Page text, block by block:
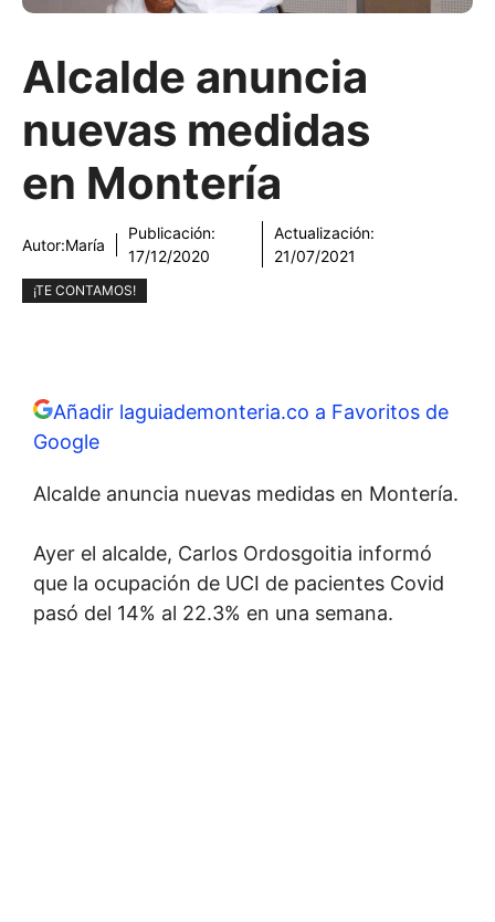
Alcalde anuncia
nuevas medidas
en Montería
Autor:María
Publicación:
17/12/2020
Actualización:
21/07/2021
¡TE CONTAMOS!
Añadir laguiademonteria.co a Favoritos de
Google
Alcalde anuncia nuevas medidas en Montería.
Ayer el alcalde, Carlos Ordosgoitia informó
que la ocupación de UCI de pacientes Covid
pasó del 14% al 22.3% en una semana.